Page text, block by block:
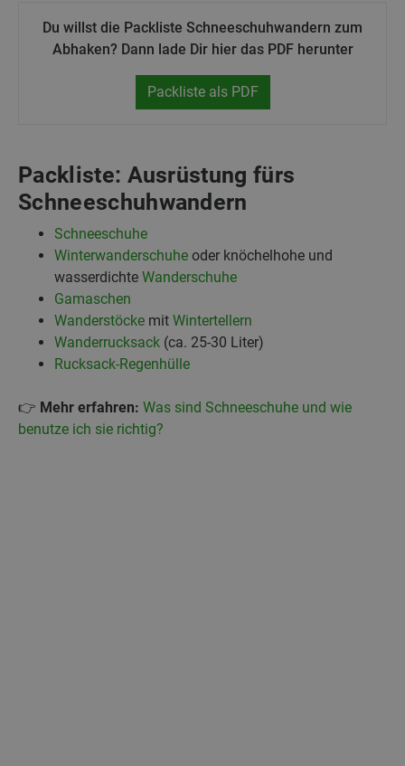
Du willst die Packliste Schneeschuhwandern zum
Abhaken? Dann lade Dir hier das PDF herunter
Packliste als PDF
Packliste: Ausrüstung fürs
Schneeschuhwandern
Schneeschuhe
Winterwanderschuhe oder knöchelhohe und
wasserdichte Wanderschuhe
Gamaschen
Wanderstöcke mit Wintertellern
Wanderrucksack (ca. 25-30 Liter)
Rucksack-Regenhülle
👉 Mehr erfahren: Was sind Schneeschuhe und wie
benutze ich sie richtig?